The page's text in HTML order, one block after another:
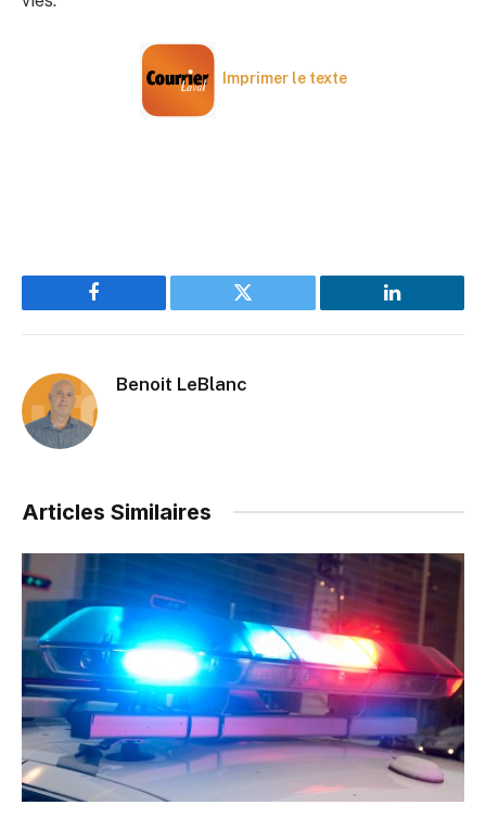
Imprimer le texte
Facebook Twitter LinkedIn
Benoit LeBlanc
Articles Similaires